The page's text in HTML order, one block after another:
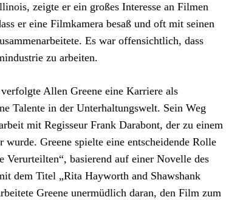
zeigte er ein großes Interesse an Filmen
er eine Filmkamera besaß und oft mit seinen
Es war offensichtlich, dass
zu arbeiten.
Allen Greene eine Karriere als
Talente in der Unterhaltungswelt. Sein Weg
mit Regisseur Frank Darabont, der zu einem
wurde. Greene spielte eine entscheidende Rolle
Verurteilten“, basierend auf einer Novelle des
dem Titel „Rita Hayworth and Shawshank
Greene unermüdlich daran, den Film zum